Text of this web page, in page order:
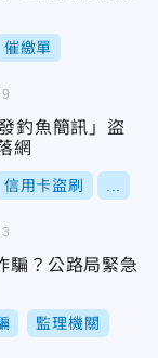
催繳單
釣魚簡訊」盜
網
信用卡盜刷
騙？公路局緊急
監理機關